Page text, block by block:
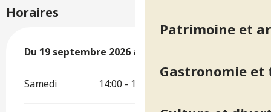
Patrimoine et
Gastronomie
Horaires
Du 19 septembre 2026 au
Du 19 septembre 2026 au
Samedi 14:00 - 18:00